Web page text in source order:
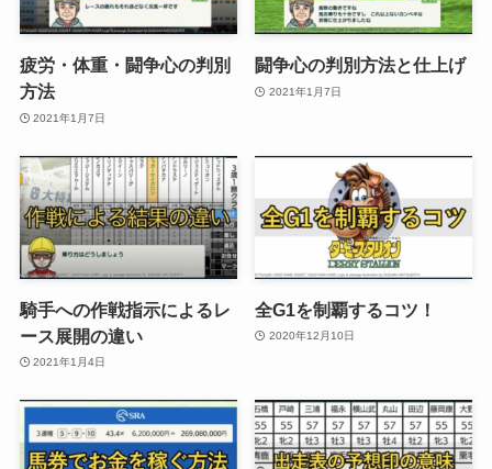
疲労・体重・闘争心の判別
方法
2021年1月7日
闘争心の判別方法と仕上げ
2021年1月7日
騎手への作戦指示によるレ
ース展開の違い
2021年1月4日
全G1を制覇するコツ！
2020年12月10日